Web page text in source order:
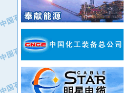
·自贡五洲防腐安装有限公司
·上海赛科石油化工有限责任公司
·河北卓唯钢管制造有限公司
·上海高桥石化
·中国石化扬子石油化工股份有限公司
·中国石化上海石油化工股份有限公司
·中国石油长庆油田分公司
·中国石油宁夏石化分公司